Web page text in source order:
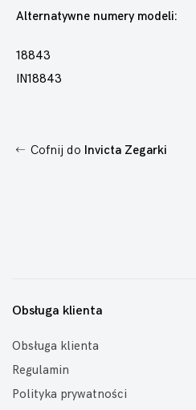
Alternatywne numery modeli:
18843
IN18843
Cofnij do Invicta Zegarki
Obsługa klienta
Obsługa klienta
Regulamin
Polityka prywatności